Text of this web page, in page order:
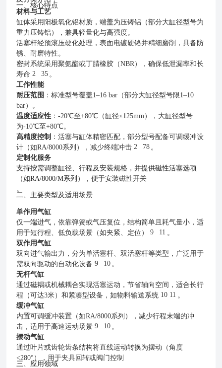
一、核心特点
材料与工艺
缸体采用阳极氧化铝材质，端盖为压铸铝（部分大缸径型号为
重力压铸铝），兼具轻量化与高强度。
活塞杆经预滚压硬化处理，表面电镀硬铬并精细磨削，具备防
锈、耐磨特性。
密封系统采用聚氨酯或丁腈橡胶（NBR），确保低泄漏率和长
寿命 2 35 。
工作性能
耐压范围 ：标准型号覆盖1–16 bar（部分大缸径型号限1–10
bar）。
温度适应性 ：-20℃至+80℃（缸径≤125mm），大缸径型号
为-10℃至+80℃。
高精度控制 ：活塞与缸体精密匹配，部分型号配备可调缓冲设
计（如RA/8000系列），减少终端冲击 2 78 。
定制化服务
支持按需调整缸径、行程及安装规格，并提供磁性活塞选项
（如RA/8000/M系列），便于安装磁性开关
。
二、主要类型及适用场景
单作用气缸
仅一端进气，依靠弹簧或气压复位，结构简单且耗气量小，适
用于短行程、低负载场景（如夹紧、定位）
9 11 。
双作用气缸
双向进气输出力，分为单活塞杆、双活塞杆等类型，广泛用于
需双向驱动的自动化设备 9 10 。
无杆气缸
通过磁耦或机械耦合实现活塞运动，节省轴向空间，适合长行
程（可达3米）和紧凑型设备，如物料输送系统 10 11 。
缓冲气缸
内置可调缓冲装置（如RA/8000系列），减少行程末端的冲
击，适用于高速运动场景 9 10 。
摆动气缸
通过叶片或齿轮齿条结构将直线运动转换为摆动（角度
<280°），用于夹具回转或阀门控制
三、应用领域